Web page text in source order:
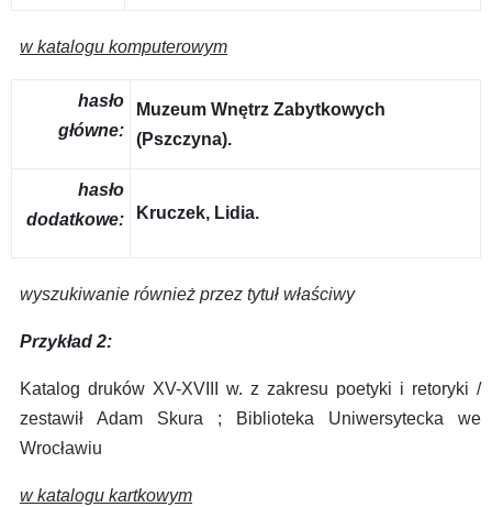
w katalogu komputerowym
hasło
główne:
Muzeum Wnętrz Zabytkowych
(Pszczyna).
hasło
dodatkowe:
Kruczek, Lidia.
wyszukiwanie również przez tytuł właściwy
Przykład 2:
Katalog druków XV-XVIII w. z zakresu poetyki i retoryki /
zestawił Adam Skura ; Biblioteka Uniwersytecka we
Wrocławiu
w katalogu kartkowym